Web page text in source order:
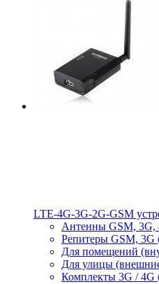
LTE-4G-3G-2G-GSM
Антенны GSM, 3G,
Репитеры GSM, 3G
Для помещений
Для улицы
Комплекты 3G / 4G